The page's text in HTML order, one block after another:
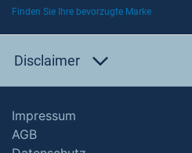
Finden Sie Ihre bevorzugte Marke
Disclaimer
Impressum
AGB